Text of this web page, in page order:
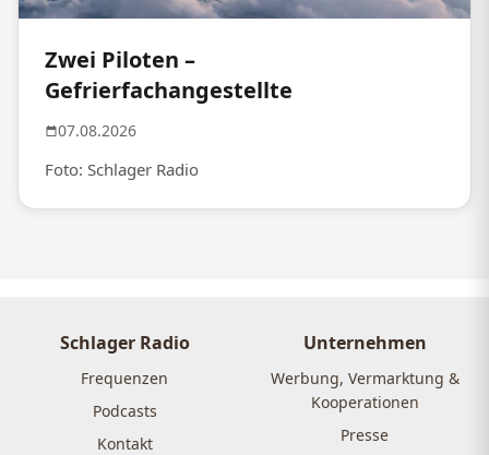
Zwei Piloten –
Gefrierfachangestellte
07.08.2026
Foto: Schlager Radio
Schlager Radio
Frequenzen
Podcasts
Kontakt
Unternehmen
Werbung, Vermarktung &
Kooperationen
Presse